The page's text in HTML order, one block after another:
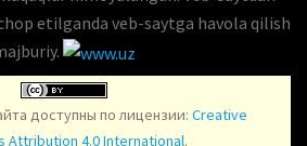
etilganda veb-saytga havola qilish
доступны по лицензии: Creative
Attribution 4.0 International.